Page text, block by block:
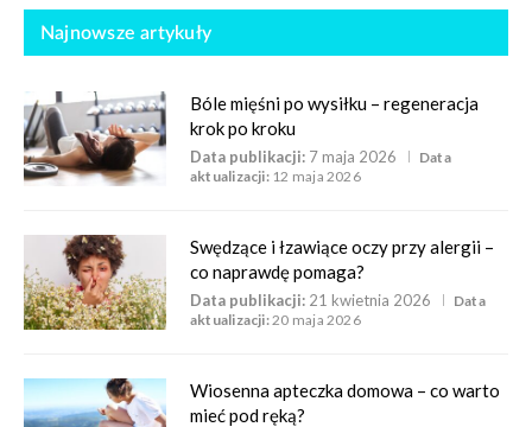
Najnowsze artykuły
Bóle mięśni po wysiłku – regeneracja
krok po kroku
Data publikacji: 7 maja 2026
Data
aktualizacji: 12 maja 2026
Swędzące i łzawiące oczy przy alergii –
co naprawdę pomaga?
Data publikacji: 21 kwietnia 2026
Data
aktualizacji: 20 maja 2026
Wiosenna apteczka domowa – co warto
mieć pod ręką?